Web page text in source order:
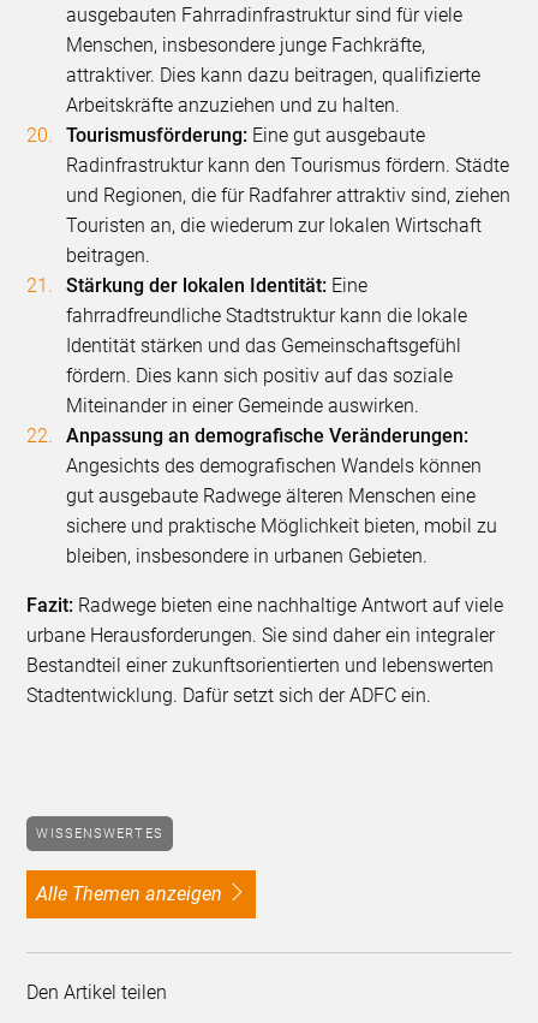
ausgebauten Fahrradinfrastruktur sind für viele
Menschen, insbesondere junge Fachkräfte,
attraktiver. Dies kann dazu beitragen, qualifizierte
Arbeitskräfte anzuziehen und zu halten.
Tourismusförderung: Eine gut ausgebaute
Radinfrastruktur kann den Tourismus fördern. Städte
und Regionen, die für Radfahrer attraktiv sind, ziehen
Touristen an, die wiederum zur lokalen Wirtschaft
beitragen.
Stärkung der lokalen Identität: Eine
fahrradfreundliche Stadtstruktur kann die lokale
Identität stärken und das Gemeinschaftsgefühl
fördern. Dies kann sich positiv auf das soziale
Miteinander in einer Gemeinde auswirken.
Anpassung an demografische Veränderungen:
Angesichts des demografischen Wandels können
gut ausgebaute Radwege älteren Menschen eine
sichere und praktische Möglichkeit bieten, mobil zu
bleiben, insbesondere in urbanen Gebieten.
Fazit: Radwege bieten eine nachhaltige Antwort auf viele
urbane Herausforderungen. Sie sind daher ein integraler
Bestandteil einer zukunftsorientierten und lebenswerten
Stadtentwicklung. Dafür setzt sich der ADFC ein.
WISSENSWERTES
alle Themen anzeigen
Den Artikel teilen